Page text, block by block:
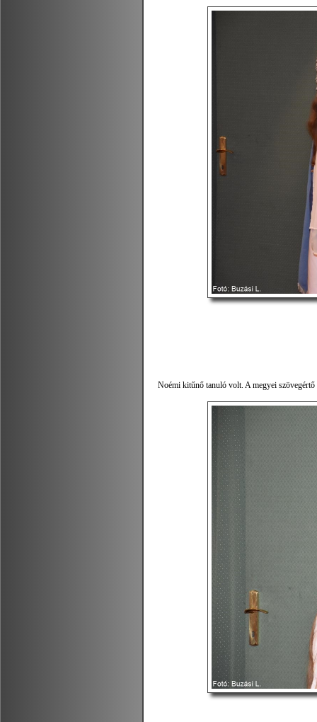
Noémi kitűnő tanuló volt. A megyei